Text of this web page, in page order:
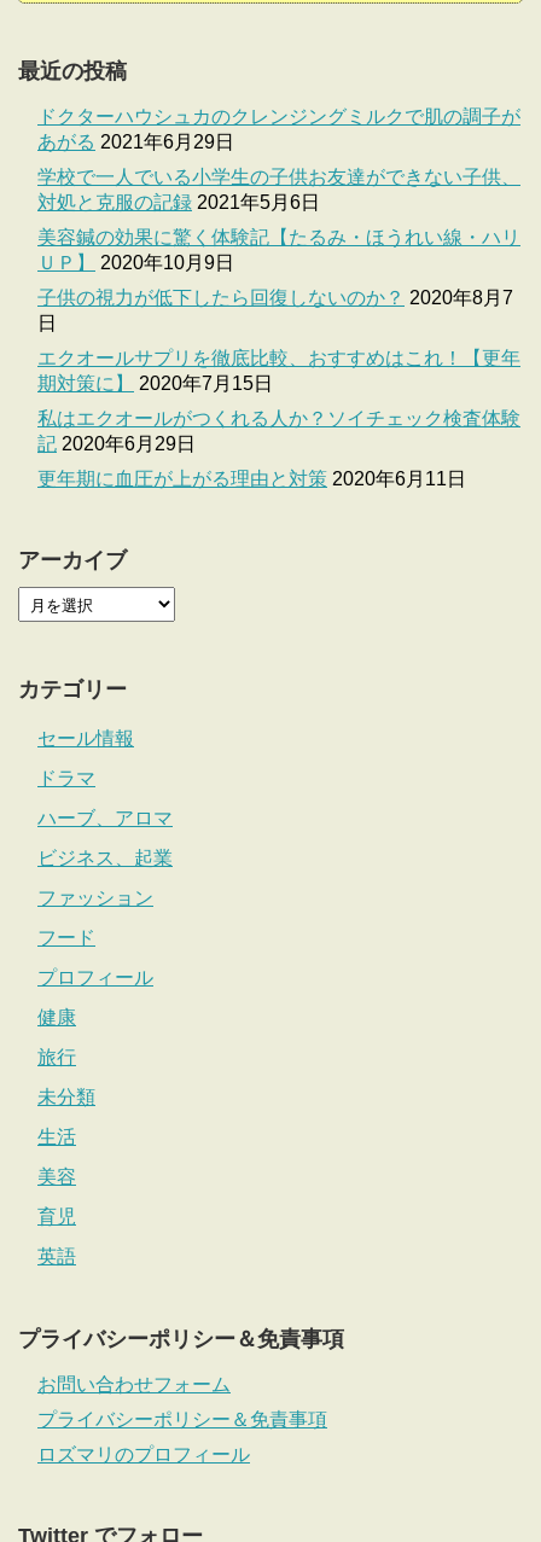
最近の投稿
ドクターハウシュカのクレンジングミルクで肌の調子が
あがる 2021年6月29日
学校で一人でいる小学生の子供お友達ができない子供、
対処と克服の記録 2021年5月6日
美容鍼の効果に驚く体験記【たるみ・ほうれい線・ハリ
ＵＰ】
2020年10月9日
子供の視力が低下したら回復しないのか？ 2020年8月7
日
エクオールサプリを徹底比較、おすすめはこれ！【更年
期対策に】
2020年7月15日
私はエクオールがつくれる人か？ソイチェック検査体験
記 2020年6月29日
更年期に血圧が上がる理由と対策 2020年6月11日
アーカイブ
カテゴリー
セール情報
ドラマ
ハーブ、アロマ
ビジネス、起業
ファッション
フード
プロフィール
健康
旅行
未分類
生活
美容
育児
英語
プライバシーポリシー＆免責事項
お問い合わせフォーム
プライバシーポリシー＆免責事項
ロズマリのプロフィール
Twitter でフォロー